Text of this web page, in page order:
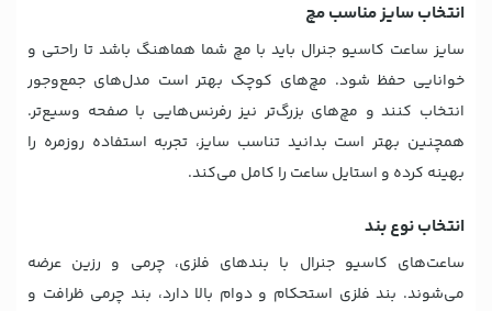
انتخاب سایز مناسب مچ
سایز ساعت کاسیو جنرال باید با مچ شما هماهنگ باشد تا راحتی و
خوانایی حفظ شود. مچ‌های کوچک بهتر است مدل‌های جمع‌وجور
انتخاب کنند و مچ‌های بزرگ‌تر نیز رفرنس‌هایی با صفحه وسیع‌تر.
همچنین بهتر است بدانید تناسب سایز، تجربه استفاده روزمره را
بهینه کرده و استایل ساعت را کامل می‌کند.
انتخاب نوع بند
ساعت‌های کاسیو جنرال با بندهای فلزی، چرمی و رزین عرضه
می‌شوند. بند فلزی استحکام و دوام بالا دارد، بند چرمی ظرافت و